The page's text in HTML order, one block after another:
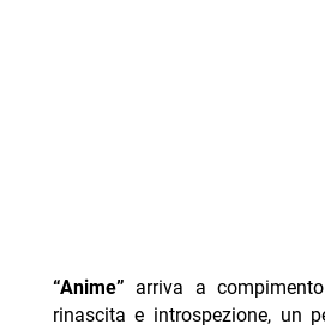
“Anime” arriva a
rinascita e introspezione, un